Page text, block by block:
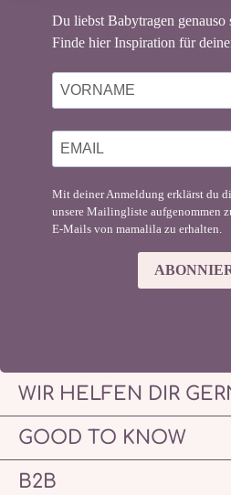
Du liebst Babytragen
Finde hier Inspiration für
Mit deiner Anmeldung erklärst du
unsere Mailingliste aufgenommen
E-Mails von mamalila zu erhalten.
WIR HELFEN DIR
GOOD TO KNOW
B2B